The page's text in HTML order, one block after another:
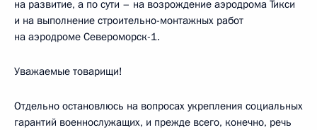
на развитие, а по сути – на возрождение аэродрома Тикси
и на выполнение строительно-монтажных работ
на аэродроме Североморск-1.
Уважаемые товарищи!
Отдельно остановлюсь на вопросах укрепления социальных
гарантий военнослужащих, и прежде всего, конечно, речь